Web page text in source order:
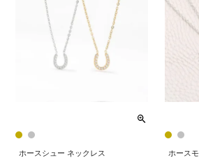
ホースシュー ネックレス ホース